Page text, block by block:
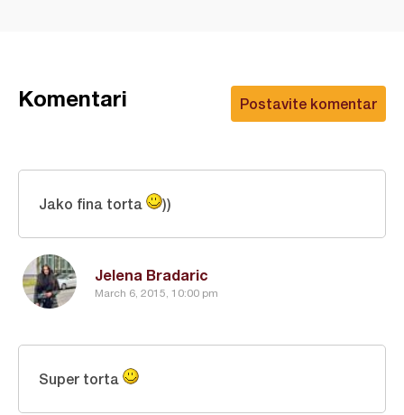
Postavite komentar
Komentari
Jelena Bradaric
March 6, 2015, 10:00 pm
Jako fina torta ))
Super torta